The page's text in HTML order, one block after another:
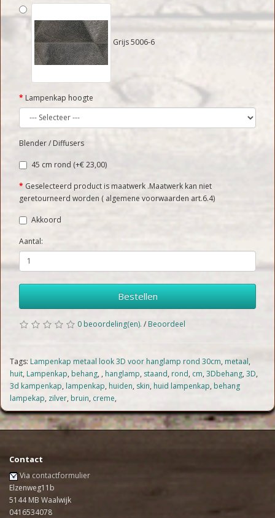
Grijs 5006-6
Lampenkap hoogte
Blender / Diffusers
45 cm rond (+€ 23,00)
Geselecteerd product is maatwerk .Maatwerk kan niet
geretourneerd worden ( algemene voorwaarden art.6.4)
Akkoord
Aantal:
Bestellen
0 beoordeling(en). / Beoordeel
Tags: Lampenkap metaal look 3D voor hanglamp rond 30cm,metaal,
huit, Lampenkap, behang, , hanglamp, staand, rond, cm, 3Dbehang, 3D,
3d kampenkap, lampenkap, huiden, skin, huid lampenkap, behang
lampekap, zilver, bruin, creme,
Contact
Via contactformulier
Elzenweg11b
5144 MB Waalwijk
0416534078